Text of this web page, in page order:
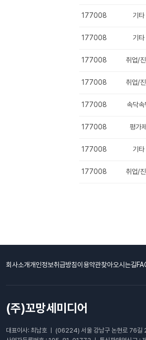
177008 기타
177008 기타
177008 취업/
177008 취업/
177008 속닥속
177008 평가제
177008 기타
177008 취업/
회사소개개인정보취급방침이용약관찾아오시는길
(주)꼬망세미디어
대표이사: 최남호 ㅣ (06224) 서울 강남구 논현로 76길